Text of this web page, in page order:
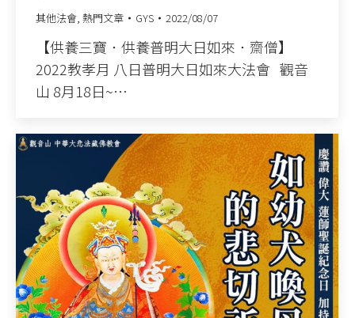
其他法會, 熱門文章 GYS 2022/08/07
【供養三寶．供養普明大日如來．齋僧】
2022教孝月 八日普明大日如來大法會 觀音
山 8月18日~…